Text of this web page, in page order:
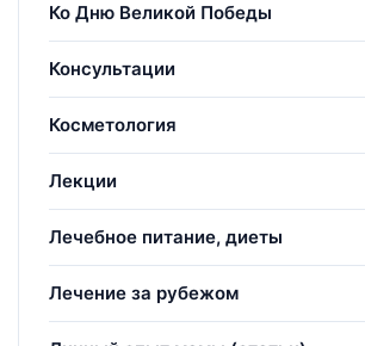
Ко Дню Великой Победы
Консультации
Косметология
Лекции
Лечебное питание, диеты
Лечение за рубежом